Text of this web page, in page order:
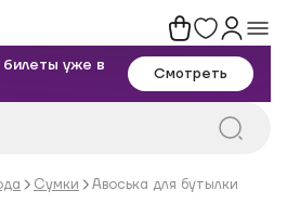
уже в
Смотреть
Сумки Авоська для бутылки